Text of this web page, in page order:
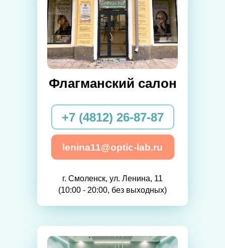
г. Смоленск, ул. Ленина, 11
(10:00 - 20:00, без выходных)
Флагманский салон
+7 (4812) 26-87-87
lenina11@optic-lab.ru